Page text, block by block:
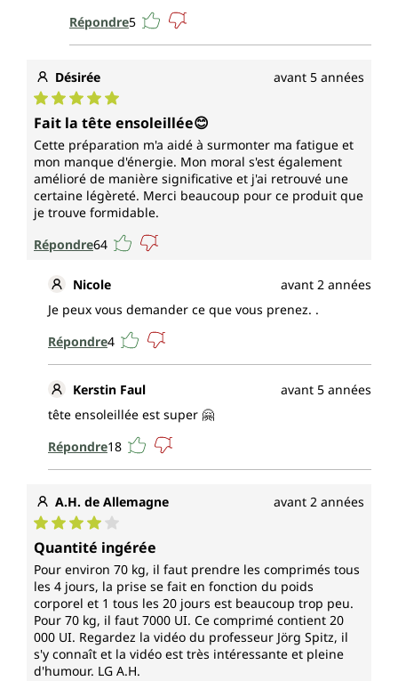
Répondre5
Désirée avant 5 années
Note moyenne de 5 sur 5 étoiles
Fait la tête ensoleillée😊
Cette préparation m'a aidé à surmonter ma fatigue et
mon manque d'énergie. Mon moral s'est également
amélioré de manière significative et j'ai retrouvé une
certaine légèreté. Merci beaucoup pour ce produit que
je trouve formidable.
Répondre64
Nicole
avant 2 années
Je peux vous demander ce que vous prenez. .
Répondre4
Kerstin Faul
avant 5 années
tête ensoleillée est super 🤗
Répondre18
A.H. de Allemagne avant 2 années
Note moyenne de 4 sur 5 étoiles
Quantité ingérée
Pour environ 70 kg, il faut prendre les comprimés tous
les 4 jours, la prise se fait en fonction du poids
corporel et 1 tous les 20 jours est beaucoup trop peu.
Pour 70 kg, il faut 7000 UI. Ce comprimé contient 20
000 UI. Regardez la vidéo du professeur Jörg Spitz, il
s'y connaît et la vidéo est très intéressante et pleine
d'humour. LG A.H.